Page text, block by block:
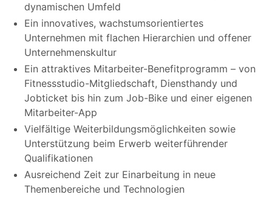
dynamischen Umfeld
Ein innovatives, wachstumsorientiertes
Unternehmen mit flachen Hierarchien und offener
Unternehmenskultur
Ein attraktives Mitarbeiter-Benefitprogramm – von
Fitnessstudio-Mitgliedschaft, Diensthandy und
Jobticket bis hin zum Job-Bike und einer eigenen
Mitarbeiter-App
Vielfältige Weiterbildungsmöglichkeiten sowie
Unterstützung beim Erwerb weiterführender
Qualifikationen
Ausreichend Zeit zur Einarbeitung in neue
Themenbereiche und Technologien